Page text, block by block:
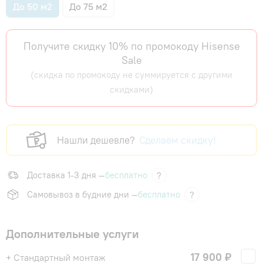
До 50 м2 До 75 м2
Получите скидку 10% по промокоду Hisense
Sale
(скидка по промокоду не суммируется с другими
скидками)
Нашли дешевле? Сделаем скидку!
Доставка 1-3 дня —бесплатно
?
Самовывоз в будние дни —бесплатно ?
Дополнительные услуги
+ Стандартный монтаж 17 900 ₽